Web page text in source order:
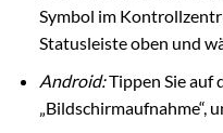
Symbol im
Statusleiste oben und
Android:Tippen Sie auf
„Bildschirmaufnahme“,